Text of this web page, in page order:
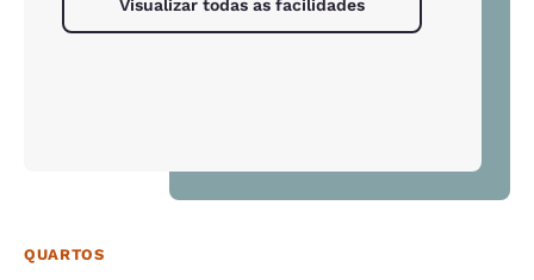
Visualizar todas as facilidades
QUARTOS